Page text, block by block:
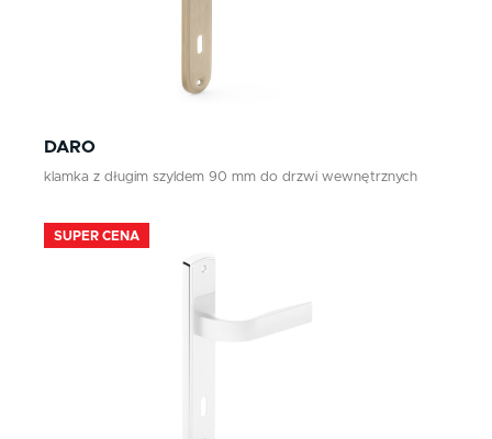
DARO
klamka z długim szyldem 90 mm do drzwi wewnętrznych
SUPER CENA